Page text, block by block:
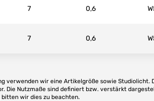
7 0,6
7 0,6
verwenden wir eine Artikelgröße sowie Studiolicht.
Die Nutzmaße sind definiert bzw. verstärkt
wir dies zu beachten.